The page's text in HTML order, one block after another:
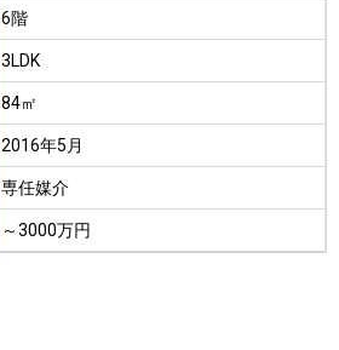
6階
3LDK
84㎡
2016年5月
専任媒介
～3000万円